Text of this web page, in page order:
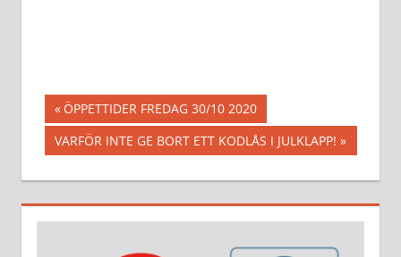
Inläggsnavigering
Föregående
inlägg:
ÖPPETTIDER FREDAG 30/10 2020
Nästa
inlägg:
VARFÖR INTE GE BORT ETT KODLÅS I JULKLAPP!